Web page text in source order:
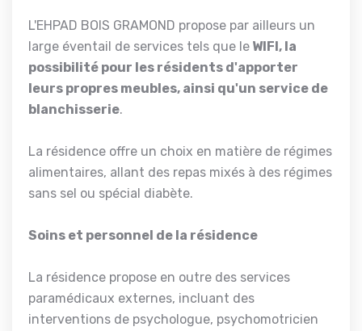
L'EHPAD BOIS GRAMOND propose par ailleurs un
large éventail de services tels que le WIFI, la
possibilité pour les résidents d'apporter
leurs propres meubles, ainsi qu'un service de
blanchisserie.
La résidence offre un choix en matière de régimes
alimentaires, allant des repas mixés à des régimes
sans sel ou spécial diabète.
Soins et personnel de la résidence
La résidence propose en outre des services
paramédicaux externes, incluant des
interventions de psychologue, psychomotricien